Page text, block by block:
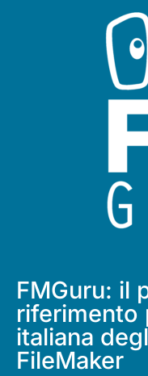
FMGuru: il
riferimento
italiana
FileMaker